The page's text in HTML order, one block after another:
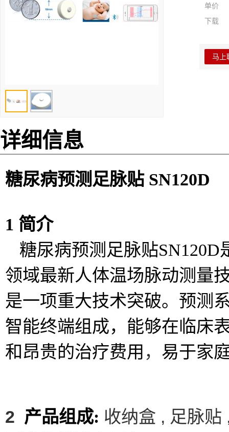
单价
下载
马上
详细信息
糖尿病预测足脉贴 SN120D
1 简介
糖尿病预测足脉贴SN120D
领域最新人体温场脉动测量
是一项重大技术突破。预测
智能终端组成，能够在临床
和昂贵的治疗费用 ， 易于家
2 产品组成: 收纳盒 , 足脉贴